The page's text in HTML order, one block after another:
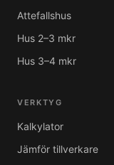
Attefallshus
Hus 2–3 mkr
Hus 3–4 mkr
VERKTYG
Kalkylator
Jämför tillverkare